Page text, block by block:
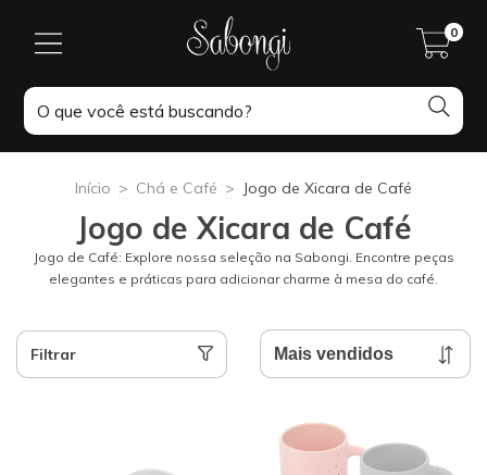
0
Início > Chá e Café > Jogo de Xicara de Café
Jogo de Xicara de Café
Jogo de Café: Explore nossa seleção na Sabongi. Encontre peças
elegantes e práticas para adicionar charme à mesa do café.
Filtrar